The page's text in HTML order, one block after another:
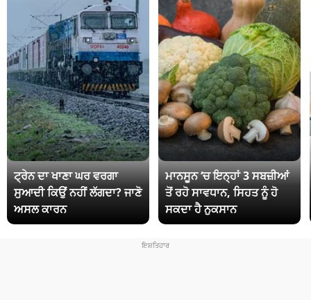
ਟ੍ਰੇਨ ਦਾ ਖਾਣਾ ਘਰ ਵਰਗਾ
ਸੁਆਦੀ ਕਿਉਂ ਨਹੀਂ ਲੱਗਦਾ? ਜਾਣੋ
ਅਸਲ ਕਾਰਨ
ਮਾਨਸੂਨ ‘ਚ ਇਨ੍ਹਾਂ 3 ਸਬਜ਼ੀਆਂ
ਤੋਂ ਰਹੋ ਸਾਵਧਾਨ, ਸਿਹਤ ਨੂੰ ਹੋ
ਸਕਦਾ ਹੈ ਨੁਕਸਾਨ